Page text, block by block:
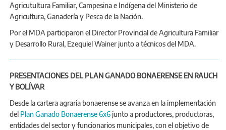
Agricutultura Familiar, Campesina e Indígena del Ministerio de
Agricultura, Ganadería y Pesca de la Nación.
Por el MDA participaron el Director Provincial de Agricultura Familiar
y Desarrollo Rural, Ezequiel Wainer junto a técnicos del MDA.
PRESENTACIONES DEL PLAN GANADO BONAERENSE EN RAUCH
Y BOLÍVAR
Desde la cartera agraria bonaerense se avanza en la implementación
del Plan Ganado Bonaerense 6x6 junto a productores, productoras,
entidades del sector y funcionarios municipales, con el objetivo de